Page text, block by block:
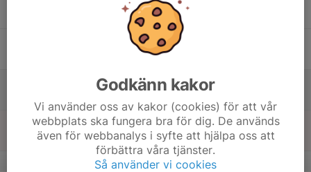
v.34
Godkänn kakor
Vi använder oss av kakor (cookies) för att vår
webbplats ska fungera bra för dig. De används
även för webbanalys i syfte att hjälpa oss att
förbättra våra tjänster.
Så använder vi cookies